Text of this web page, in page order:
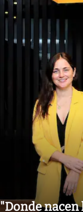
"Donde nacen